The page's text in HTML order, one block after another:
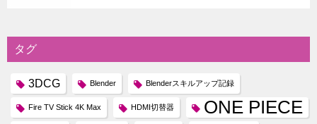
タグ
3DCG Blender Blenderスキルアップ記録
Fire TV Stick 4K Max HDMI切替器 ONE PIECE